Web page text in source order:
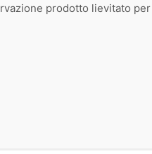
prodotto lievitato per